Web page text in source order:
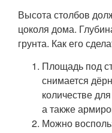
Высота столбов
цоколя дома.
грунта. Как его
Площадь под
снимается
количестве
а также
Можно